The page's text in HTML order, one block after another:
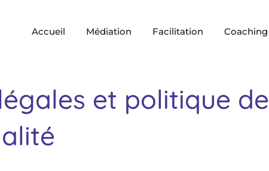
Accueil Médiation Facilitation Coaching
et politique de